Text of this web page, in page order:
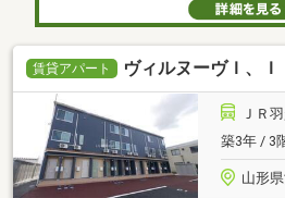
賃貸アパート ヴィルヌーヴＩ、Ｉ
ＪＲ
築3年 / 3
山形